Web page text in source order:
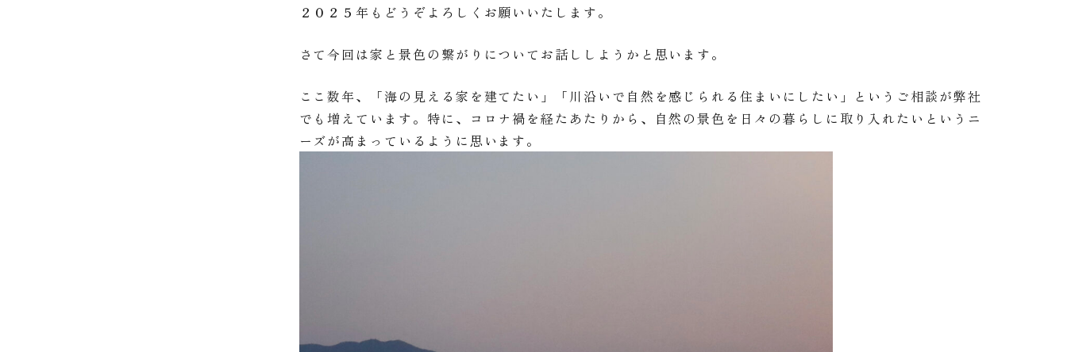
２０２５年もどうぞよろしくお願いいたします。
さて今回は家と景色の繋がりについてお話ししようかと思います。
ここ数年、「海の見える家を建てたい」「川沿いで自然を感じられる住まいにしたい」というご相談が弊社
でも増えています。特に、コロナ禍を経たあたりから、自然の景色を日々の暮らしに取り入れたいというニ
ーズが高まっているように思います。